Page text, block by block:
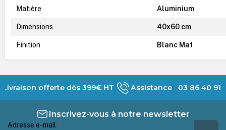
Matière Aluminium
Dimensions 40x60 cm
Finition Blanc Mat
Livraison offerte dès 399€ HT Assistance 03 86 40 91
Inscrivez-vous à notre newsletter
Adresse e-mail *